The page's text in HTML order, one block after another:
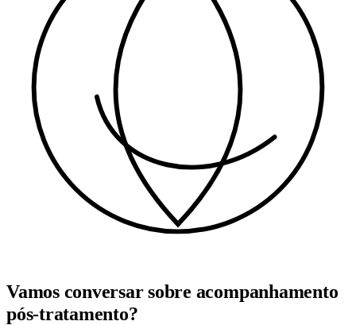
Vamos conversar sobre acompanhamento
pós-tratamento?